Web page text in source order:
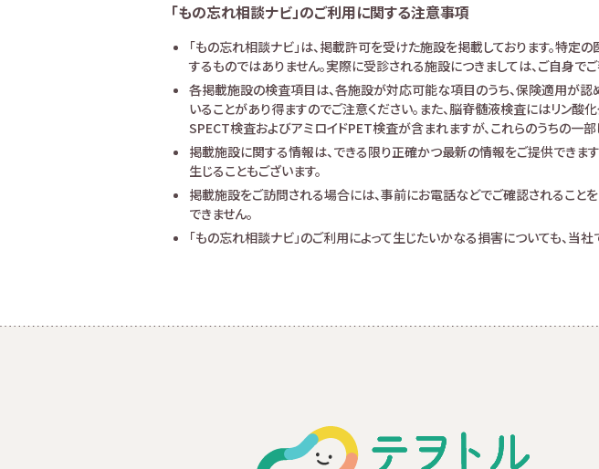
「もの忘れ相談ナビ」のご利用に関する注意事項
「もの忘れ相談ナビ」は、掲載許可を受けた施設を掲載しております。特定
するものではありません。実際に受診される施設につきましては、ご自身でご
各掲載施設の検査項目は、各施設が対応可能な項目のうち、保険適用が認
いることがあり得ますのでご注意ください。また、脳脊髄液検査にはリン
SPECT検査およびアミロイドPET検査が含まれますが、これらのうちの一
掲載施設に関する情報は、できる限り正確かつ最新の情報をご提供できま
生じることもございます。
掲載施設をご訪問される場合には、事前にお電話などでご確認されること
できません。
「もの忘れ相談ナビ」のご利用によって生じたいかなる損害についても、当